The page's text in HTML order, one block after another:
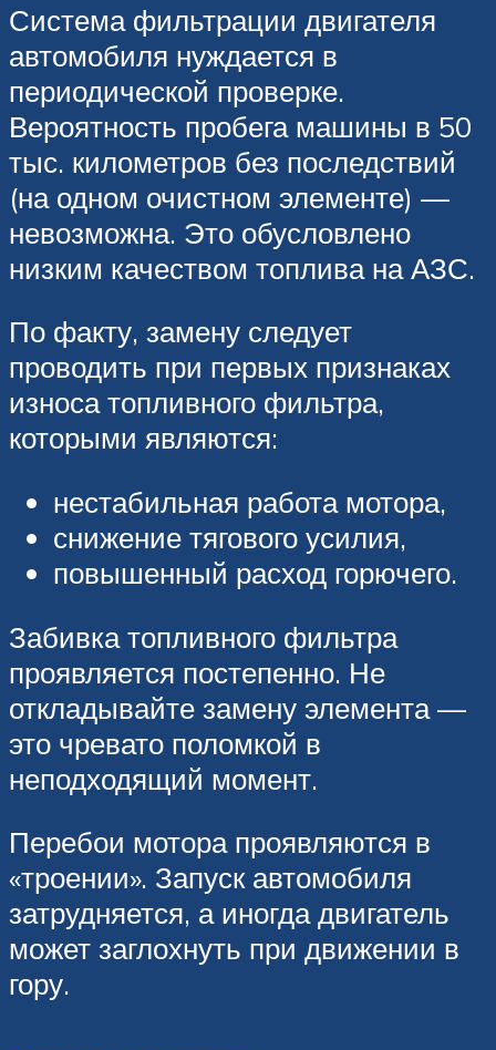
Система фильтрации двигателя
автомобиля нуждается в
периодической проверке.
Вероятность пробега машины в 50
тыс. километров без последствий
(на одном очистном элементе) —
невозможна. Это обусловлено
низким качеством топлива на АЗС.
По факту, замену следует
проводить при первых признаках
износа топливного фильтра,
которыми являются:
нестабильная работа мотора,
снижение тягового усилия,
повышенный расход горючего.
Забивка топливного фильтра
проявляется постепенно. Не
откладывайте замену элемента —
это чревато поломкой в
неподходящий момент.
Перебои мотора проявляются в
«троении». Запуск автомобиля
затрудняется, а иногда двигатель
может заглохнуть при движении в
гору.